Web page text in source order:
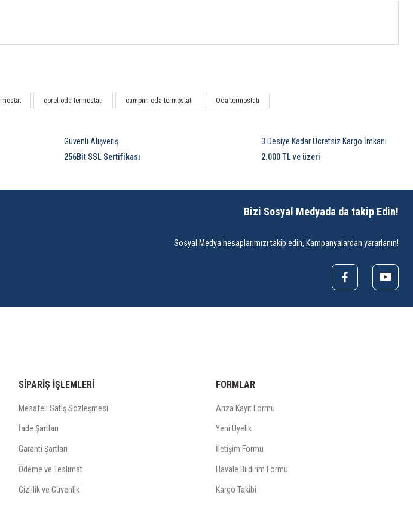
corel oda termostatı campini oda termostatı Oda termostatı
3 Desiye Kadar Ücretsiz Kargo İmkanı
2.000 TL ve üzeri
Güvenli Alışveriş
256Bit SSL Sertifikası
Bizi Sosyal Medyada da takip Edin!
Sosyal Medya hesaplarımızı takip edin, Kampanyalardan yararlanın!
SİPARİŞ İŞLEMLERİ
Mesafeli Satış Sözleşmesi
İade Şartları
Garanti Şartları
Ödeme ve Teslimat
Gizlilik ve Güvenlik
FORMLAR
Arıza Kayıt Formu
Yeni Üyelik
İletişim Formu
Havale Bildirim Formu
Kargo Takibi